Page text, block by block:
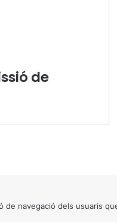
de
navegació dels usuaris